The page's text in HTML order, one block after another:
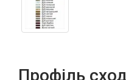
Профіль